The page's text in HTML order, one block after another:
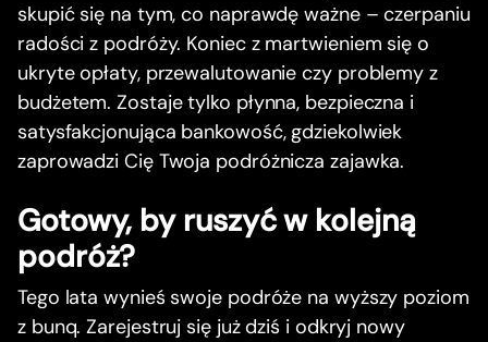
skupić się na tym, co naprawdę ważne – czerpaniu
radości z podróży. Koniec z martwieniem się o
ukryte opłaty, przewalutowanie czy problemy z
budżetem. Zostaje tylko płynna, bezpieczna i
satysfakcjonująca bankowość, gdziekolwiek
zaprowadzi Cię Twoja podróżnicza zajawka.
Gotowy, by ruszyć w kolejną
podróż?
Tego lata wynieś swoje podróże na wyższy poziom
z bunq. Zarejestruj się już dziś i odkryj nowy